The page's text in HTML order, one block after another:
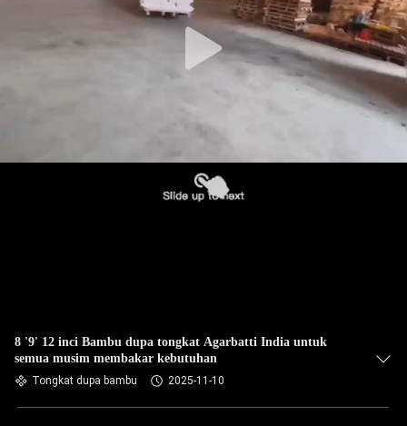
8 '9' 12 inci Bambu dupa tongkat Agarbatti India untuk
semua musim membakar kebutuhan
Tongkat dupa bambu 2025-11-10